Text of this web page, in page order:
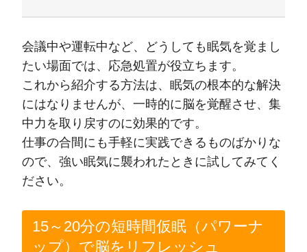
会議中や運転中など、どうしても眠気を覚まし
たい場面では、応急処置が役立ちます。
これから紹介する方法は、眠気の根本的な解決
にはなりませんが、一時的に脳を覚醒させ、集
中力を取り戻すのに効果的です。
仕事の合間にも手軽に実践できるものばかりな
ので、強い眠気に襲われたときに試してみてく
ださい。
15～20分の短時間仮眠（パワーナ
ップ）で脳をリフレッシュ